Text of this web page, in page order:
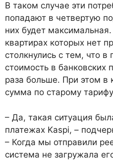
В таком случае эти
попадают в четвертую
них будет
квартирах которых нет
столкнулись с тем, что
стоимость в банковских
раза больше. При этом в
сумма по старому
– Да, такая ситуация
платежах Kaspi, –
– Когда мы отправили
система не загружала